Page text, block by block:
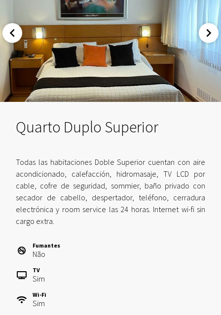
Quarto Duplo Superior
Todas las habitaciones Doble Superior cuentan con aire
acondicionado, calefacción, hidromasaje, TV LCD por
cable, cofre de seguridad, sommier, baño privado con
secador de cabello, despertador, teléfono, cerradura
electrónica y room service las 24 horas. Internet wi-fi sin
cargo extra.
Fumantes
Não
TV
Sim
Wi-Fi
Sim